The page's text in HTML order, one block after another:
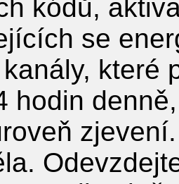
kódů,
se
které
hodin